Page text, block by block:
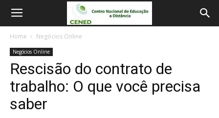
Home Negócios Online
Negócios Online
Rescisão do contrato de
trabalho: O que você precisa
saber